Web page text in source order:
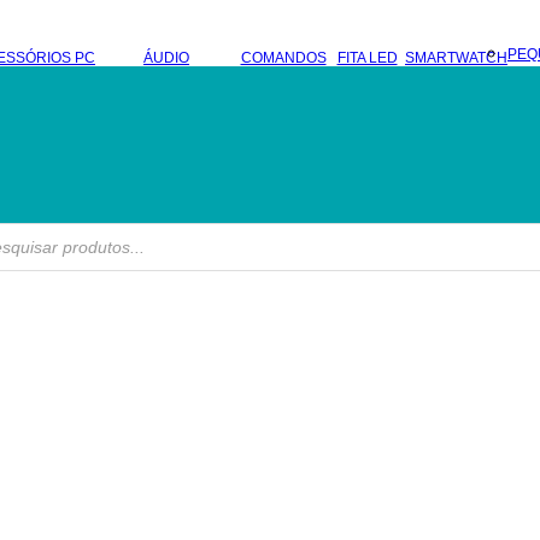
PC ÁUDIO COMANDOS FITA LED SMARTWATCH